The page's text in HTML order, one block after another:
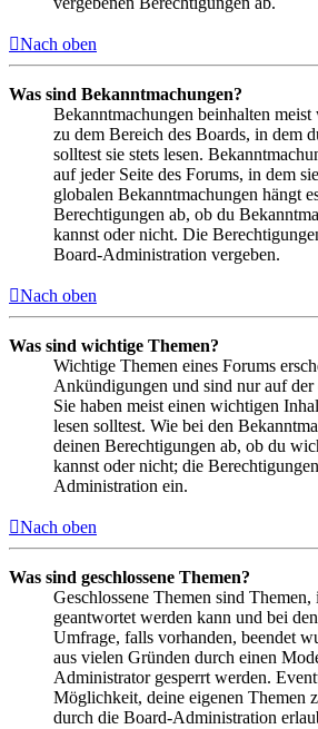
Nach oben
Was sind Bekanntmachungen?
Bekanntmachungen beinhalten
zu dem Bereich des Boards, in dem
solltest sie stets lesen.
auf jeder Seite des Forums, in dem
globalen Bekanntmachungen hängt
Berechtigungen ab, ob du
kannst oder nicht. Die
Board-Administration vergeben.
Nach oben
Was sind wichtige Themen?
Wichtige Themen eines Forums
Ankündigungen und sind nur auf der
Sie haben meist einen wichtigen
lesen solltest. Wie bei den
deinen Berechtigungen ab, ob du
kannst oder nicht; die
Administration ein.
Nach oben
Was sind geschlossene Themen?
Geschlossene Themen sind
geantwortet werden kann und bei
Umfrage, falls vorhanden, beendet
aus vielen Gründen durch einen
Administrator gesperrt werden.
Möglichkeit, deine eigenen Themen
durch die Board-Administration